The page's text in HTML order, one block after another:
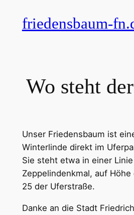
Inhaltfriedensbaum-
Wo steht
Unser Friedensbaum ist
Winterlinde direkt im
Sie steht etwa in einer
Zeppelindenkmal, auf
25 der Uferstraße.
Danke an die Stadt